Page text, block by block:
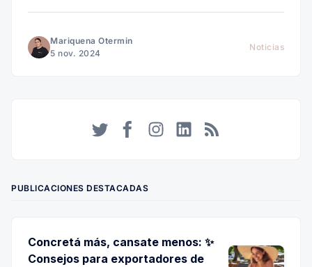
Mariquena Otermin
5 nov. 2024
Noticias
PUBLICACIONES DESTACADAS
Concretá más, cansate menos: ✨
Consejos para exportadores de